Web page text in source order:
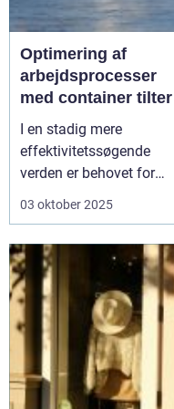
Optimering af
arbejdsprocesser
med container tilter
I en stadig mere
effektivitetssøgende
verden er behovet for
innovative løsninger, der
nogensinde.
En
container tilter er
en af
de l&o...
03 oktober 2025